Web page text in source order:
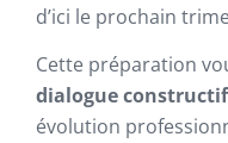
d’ici le prochain
Cette préparation
dialogue constructif
évolution